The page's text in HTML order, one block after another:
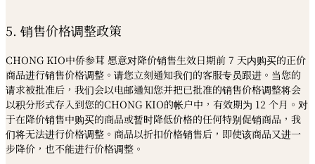
5. 销售价格调整政策
CHONG KIO中侨参茸 愿意对降价销售生效日期前 7 天内购买的正价
商品进行销售价格调整。请您立刻通知我们的客服专员跟进。当您的
请求被批准后，我们会以电邮通知您并把已批准的销售价格调整将会
以积分形式存入到您的CHONG KIO的帐户中，有效期为 12 个月。对
于在降价销售中购买的商品或暂时降低价格的任何特别促销商品，我
们将无法进行价格调整。商品以折扣价格销售后，即使该商品又进一
步降价，也不能进行价格调整。